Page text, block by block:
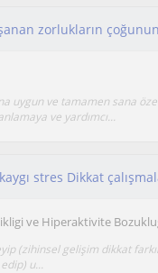
uygun ve tamamen sana
ve yardımcı...
stres Dikkat
ve Hiperaktivite
(zihinsel gelişim dikkat
u...